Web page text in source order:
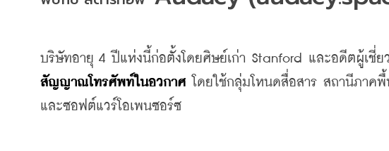
บริษัทอายุ 4 ปีแห่งนี้ก่อตั้งโดยศิษย์เก่า Stanford และอดีตผู้เชี่ย
สัญญาณโทรศัพท์ในอวกาศ โดยใช้กลุ่มโหนดสื่อสาร สถานีภาค
และซอฟต์แวร์โอเพนซอร์ซ